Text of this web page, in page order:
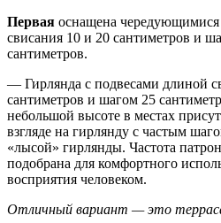
Первая оснащена
свисания 10 и 20 сантиметров и
сантиметров.
— Гирлянда с подвесами длиной
сантиметров и шагом 25
небольшой высоте в местах
взгляде на гирлянду с частым
«лысой» гирлянды. Частота
подобрана для комфортного
восприятия человеком.
Отличный вариант — это